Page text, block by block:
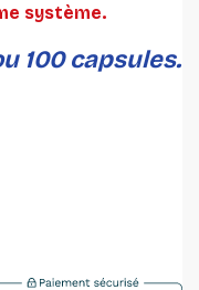
système.
100 capsules.